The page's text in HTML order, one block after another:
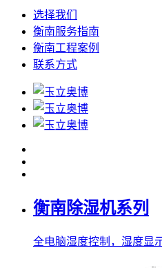
选择我们
衡南服务指南
衡南工程案例
联系方式
衡南除湿机系列
全电脑湿度控制，湿度显